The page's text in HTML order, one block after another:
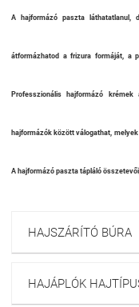
A hajformázó paszta
átformázhatod a frizura formáját, a
Professzionális hajformázó
hajformázók között válogathat,
A hajformázó paszta tápláló
HAJSZÁRÍTÓ BÚRA
HAJÁPLÓK